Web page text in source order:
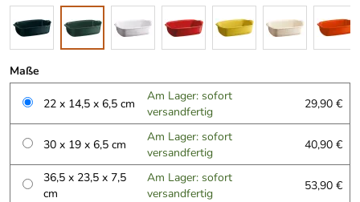
Maße
22 x 14,5 x 6,5 cm
Am Lager: sofort
versandfertig
29,90 €
30 x 19 x 6,5 cm
Am Lager: sofort
versandfertig
40,90 €
36,5 x 23,5 x 7,5
cm
Am Lager: sofort
versandfertig
53,90 €